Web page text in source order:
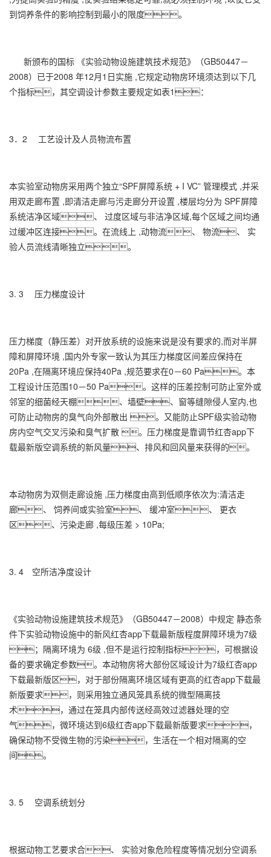
到饲养条件的影响控制到最小的限度。
新颁布的国标 《实验动物设施建筑技术规范》（GB50447－
2008）已于2008 年12月1日实施 ,它规定动物房环境须达到以下几
个指标，其空调设计参数主要规定如表1：
3．2 工艺设计及人员物流布置
本实验室动物房采用两个独立“SPF屏障系统 + I VC” 管理模式 ,并采
用双走廊布置 ,即清洁走廊与污走廊分开设置 ,楼层均分为 SPF屏障
系统洁净区域、 过度区域与非洁净区域,每个区域之间均通
过缓冲区连接。在流线上 ,动物流、 物流、 实
验人员流线清晰独立。
3. 3 压力梯度设计
压力梯度（静压差）对开放系统的设施来说是没有要求的,而对半屏
障和屏障环境 ,国内外专家一致认为其压力梯度区间差应保持在
20Pa ,在隔离环境应保持40Pa ,规范要求在0－60 Pa。本
工程设计压范围10－50 Pa。这样的压差控制可防止室外或
邻室的细菌经天棚、墙壁、窗等缝隙侵人室内,也
可防止动物房的臭气向外部散出 。又能防止SPF级实验动物
房内空气交叉污染和臭气扩散 。压力梯度是靠调节红杏app下
载最新版空调系统的新风量、排风和回风量来获得的。
本动物房为双侧走廊设施 ,压力梯度由高到低顺序依次为:清洁走
廊、 饲养间或实验室、 缓冲室、 更衣
区、污染走廊 ,每级压差 > 10Pa;
3. 4 空所洁净度设计
《实验动物设施建筑技术规范》（GB50447－2008）中规定 静态条
件下实验动物设施中的新风红杏app下载最新版程度屏障环境为7级
；隔离环境为 6级 ,但不是运行控制指标，可根据设
备的要求确定参数。本动物房将大部份区域设计为7级红杏app
下载最新版区，对于部份隔离环境区域有更高的红杏app下载最
新版要求，则采用独立通风笼具系统的微型隔离技
术，通过在笼具内部传送经高效过滤器处理的空
气，微环境达到6级红杏app下载最新版要求，
确保动物不受微生物的污染，生活在一个相对隔离的空
间。
3. 5 空调系统划分
根据动物工艺要求合、 实验对象危险程度等情况划分空调系